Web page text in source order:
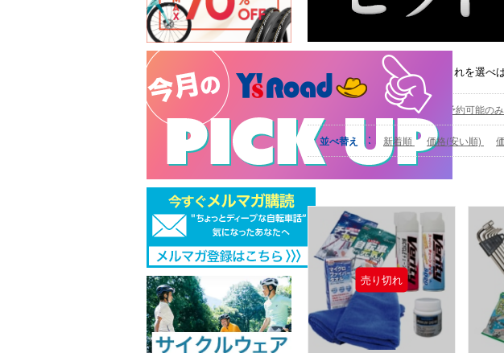
セットでさらにお買い得に！これを選
すべて 購入/予約可能の
並べ替え 新着順 価格(安い順)